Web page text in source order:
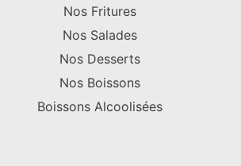
Nos Fritures
Nos Salades
Nos Desserts
Nos Boissons
Boissons Alcoolisées